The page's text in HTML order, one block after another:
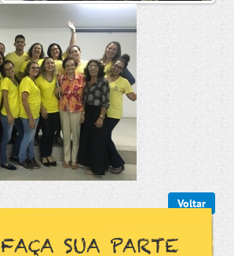
Voltar
FAÇA SUA PARTE